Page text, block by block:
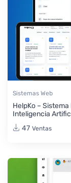
Sistemas Web
HelpKo –
Inteligencia
47 Ventas